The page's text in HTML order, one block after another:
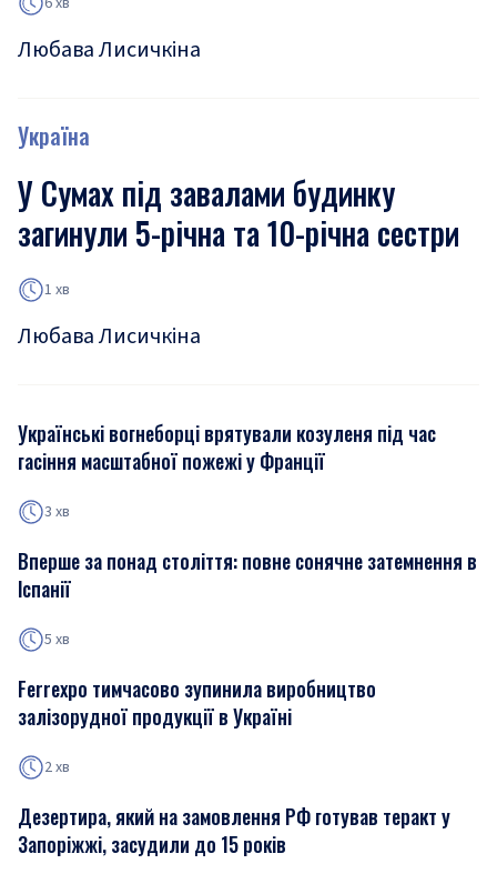
Любава Лисичкіна
Україна
У Сумах під завалами будинку
загинули 5-річна та 10-річна сестри
1 хв
Любава Лисичкіна
Українські вогнеборці врятували козуленя під час
гасіння масштабної пожежі у Франції
3 хв
Вперше за понад століття: повне сонячне затемнення в
Іспанії
5 хв
Ferrexpo тимчасово зупинила виробництво
залізорудної продукції в Україні
2 хв
Дезертира, який на замовлення РФ готував теракт у
Запоріжжі, засудили до 15 років